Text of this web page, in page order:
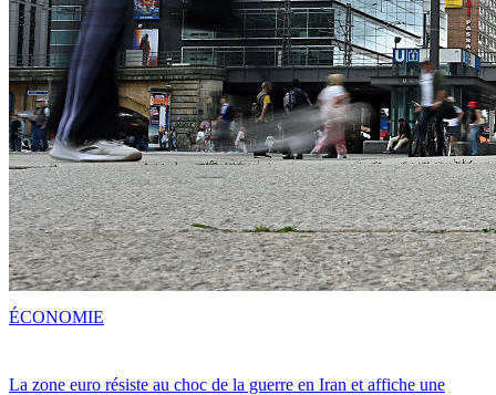
La zone euro résiste au choc de la guerre en Iran et affiche une
ÉCONOMIE